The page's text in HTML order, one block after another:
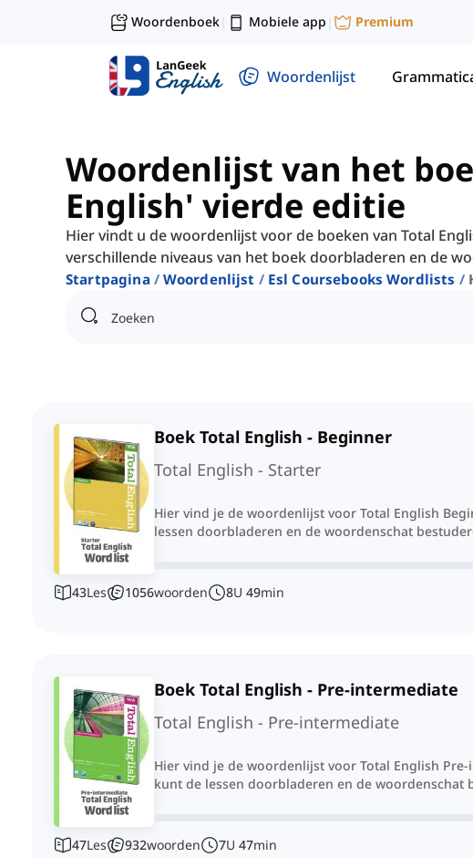
Woordenboek| Mobiele app | Premium
Woordenlijst
Woordenlijst van het
English' vierde editie
Hier vindt u de woordenlijst voor de boeken van Total
verschillende niveaus van het boek doorbladeren en de
Startpagina Woordenlijst Esl Coursebooks Wordlists
Boek Total English - Beginner
Total English - Starter
Hier vind je de woordenlijst voor Total English
lessen doorbladeren en de woordenschat
43Les 1056woorden 8U 49min
Boek Total English - Pre-intermediate
Total English - Pre-intermediate
Hier vind je de woordenlijst voor Total English Pre-
kunt de lessen doorbladeren en de woordenschat
47Les 932woorden 7U 47min